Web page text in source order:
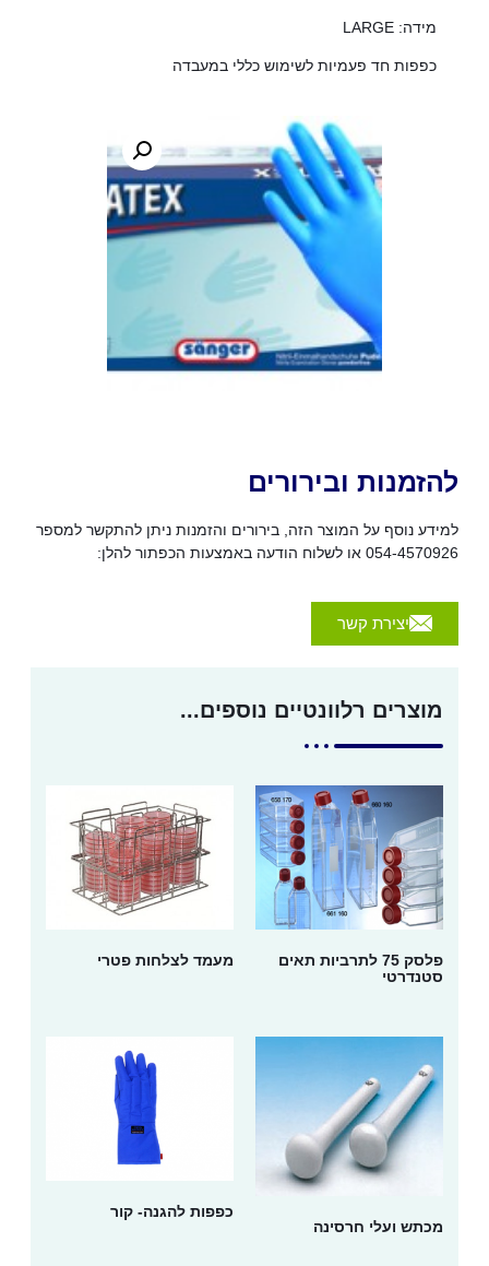
מידה: LARGE
כפפות חד פעמיות לשימוש כללי במעבדה
להזמנות ובירורים
למידע נוסף על המוצר הזה, בירורים והזמנות ניתן להתקשר למספר
054-4570926 או לשלוח הודעה באמצעות הכפתור להלן:
יצירת קשר
מוצרים רלוונטיים נוספים...
פלסק 75 לתרביות תאים
סטנדרטי
מעמד לצלחות פטרי
מכתש ועלי חרסינה
כפפות להגנה- קור